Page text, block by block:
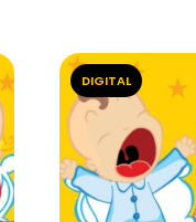
DIGITAL